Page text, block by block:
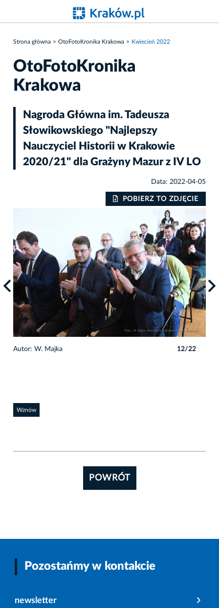
Strona główna OtoFotoKronika Krakowa Kwiecień 2022
OtoFotoKronika
Krakowa
Nagroda Główna im. Tadeusza
Słowikowskiego "Najlepszy
Nauczyciel Historii w Krakowie
2020/21" dla Grażyny Mazur z IV LO
Data: 2022-04-05
POBIERZ TO ZDJĘCIE
Autor: W. Majka 12/22
Wznów
POWRÓT
Pozostańmy w kontakcie
newsletter